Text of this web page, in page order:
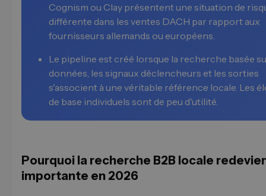
Cognism ou Clay présentent une situation de
différente dans les ventes DACH par rapport aux
fournisseurs allemands ou européens.
Le pipeline est créé lorsque la recherche basée
données, les signaux déclencheurs et les sorties
s'associent à une véritable référence locale. Les
de base individuels sont de peu d'utilité.
Pourquoi la recherche B2B locale
importante en 2026